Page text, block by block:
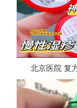
北京医院 复